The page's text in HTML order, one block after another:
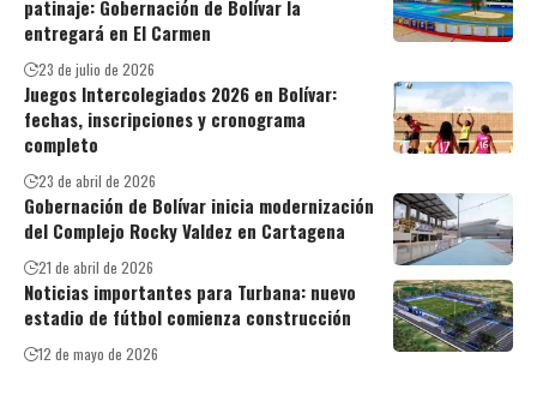
patinaje: Gobernación de Bolívar la
entregará en El Carmen
23 de julio de 2026
Juegos Intercolegiados 2026 en Bolívar:
fechas, inscripciones y cronograma
completo
23 de abril de 2026
Gobernación de Bolívar inicia modernización
del Complejo Rocky Valdez en Cartagena
21 de abril de 2026
Noticias importantes para Turbana: nuevo
estadio de fútbol comienza construcción
12 de mayo de 2026